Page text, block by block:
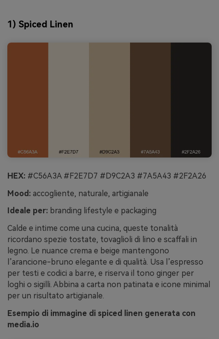
1) Spiced Linen
HEX: #C56A3A #F2E7D7 #D9C2A3 #7A5A43 #2F2A26
Mood: accogliente, naturale, artigianale
Ideale per: branding lifestyle e packaging
Calde e intime come una cucina, queste tonalità
ricordano spezie tostate, tovaglioli di lino e scaffali in
legno. Le nuance crema e beige mantengono
l’arancione-bruno elegante e di qualità. Usa l’espresso
per testi e codici a barre, e riserva il tono ginger per
loghi o sigilli. Abbina a carta non patinata e icone minimal
per un risultato artigianale.
Esempio di immagine di spiced linen generata con
media.io